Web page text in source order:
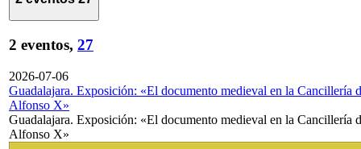
2 eventos, 27
2026-07-06
Guadalajara. Exposición: «El documento medieval en la Cancillería
Alfonso X»
Guadalajara. Exposición: «El documento medieval en la Cancillería
Alfonso X»